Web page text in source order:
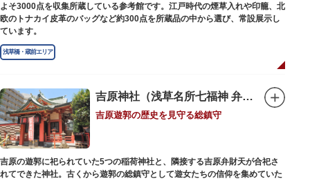
よそ3000点を収集所蔵している参考館です。江戸時代の煙草入れや印籠、北
欧のトナカイ皮革のバッグなど約300点を所蔵品の中から選び、常設展示し
ています。
浅草橋・蔵前エリア
吉原神社（浅草名所七福神 弁財天）
吉原遊郭の歴史を見守る総鎮守
吉原の遊郭に祀られていた5つの稲荷神社と、隣接する吉原弁財天が合祀さ
れてできた神社。古くから遊郭の総鎮守として遊女たちの信仰を集めていた